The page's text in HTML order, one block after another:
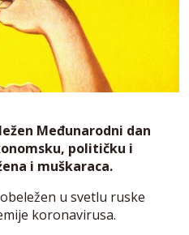
Međunarodni dan
političku i
i muškaraca.
u svetlu ruske
koronavirusa.